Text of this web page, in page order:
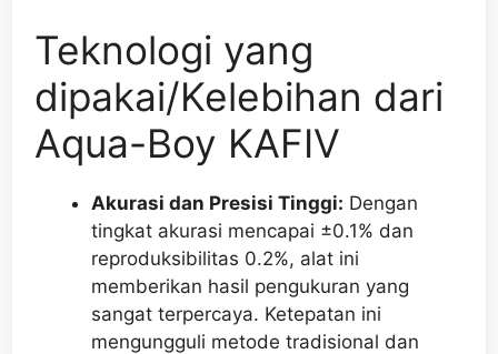
Teknologi yang
dipakai/Kelebihan dari
Aqua-Boy KAFIV
Akurasi dan Presisi Tinggi: Dengan
tingkat akurasi mencapai ±0.1% dan
reproduksibilitas 0.2%, alat ini
memberikan hasil pengukuran yang
sangat terpercaya. Ketepatan ini
mengungguli metode tradisional dan